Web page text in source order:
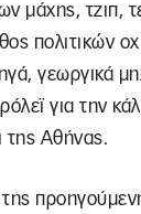
μάχης, τζιπ,
πολιτικών
γεωργικά
για την
της Αθήνας.